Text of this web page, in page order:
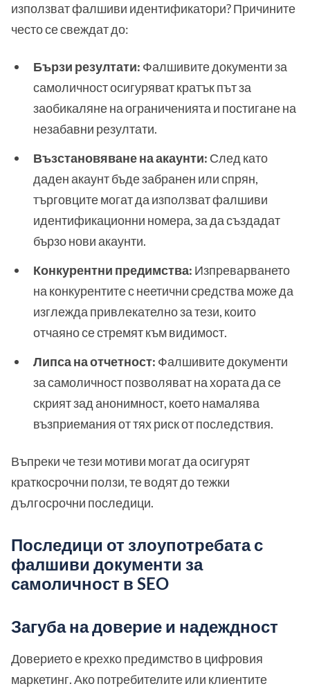
използват фалшиви идентификатори? Причините
често се свеждат до:
Бързи резултати: Фалшивите документи за
самоличност осигуряват кратък път за
заобикаляне на ограниченията и постигане на
незабавни резултати.
Възстановяване на акаунти: След като
даден акаунт бъде забранен или спрян,
търговците могат да използват фалшиви
идентификационни номера, за да създадат
бързо нови акаунти.
Конкурентни предимства: Изпреварването
на конкурентите с неетични средства може да
изглежда привлекателно за тези, които
отчаяно се стремят към видимост.
Липса на отчетност: Фалшивите документи
за самоличност позволяват на хората да се
скрият зад анонимност, което намалява
възприемания от тях риск от последствия.
Въпреки че тези мотиви могат да осигурят
краткосрочни ползи, те водят до тежки
дългосрочни последици.
Последици от злоупотребата с
фалшиви документи за
самоличност в SEO
Загуба на доверие и надеждност
Доверието е крехко предимство в цифровия
маркетинг. Ако потребителите или клиентите